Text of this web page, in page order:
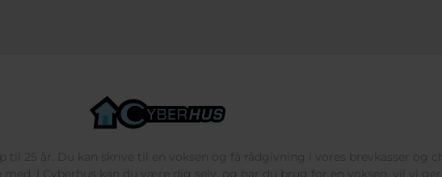
til 25 år. Du kan skrive til en voksen og få rådgivning i vores brevkasser og
I Cyberhus kan du være dig selv, og har du brug for en voksen, vil vi